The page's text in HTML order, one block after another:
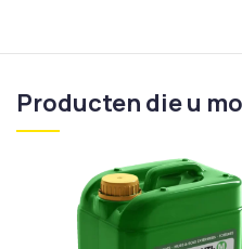
Producten die u